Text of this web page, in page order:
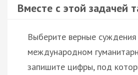
Вместе с этой задачей
Выберите верные
международном
запишите цифры, под